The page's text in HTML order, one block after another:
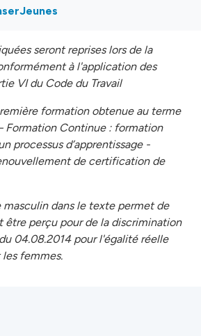
seront reprises lors de la
à l'application des
VI du Code du Travail
formation obtenue au terme
Formation Continue : formation
processus d’apprentissage -
de certification de
dans le texte permet de
être perçu pour de la discrimination
04.08.2014 pour l'égalité réelle
femmes.